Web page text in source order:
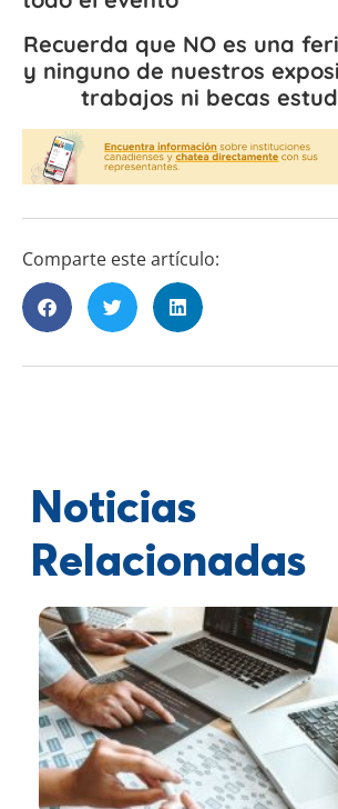
Recuerda que NO es una
y ninguno de nuestros
trabajos ni becas
Comparte este artículo:
Noticias
Relacionadas